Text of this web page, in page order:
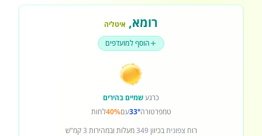
רומא, איטליה
הוסף למועדפים
כרגעשמיים בהירים
טמפרטורה33°עם40%לחות
רוחצפוניתבכיוון349מעלות ובמהירות 3קמ"ש